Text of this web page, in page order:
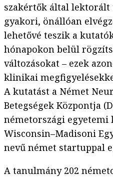
szakértők által
gyakori, önállóan
lehetővé teszik a
hónapokon belül
változásokat – ezek
klinikai
A kutatást a Német
Betegségek Központja
németországi
Wisconsin–Madisoni
nevű német startuppal
A tanulmány 202